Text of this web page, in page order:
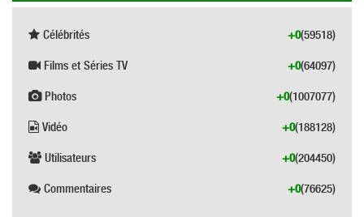
Célébrités (59518)
+0
Films et Séries TV (64097)
+0
Photos (1007077)
+0
Vidéo (188128)
+0
Utilisateurs (204450)
+0
Commentaires (76625)
+0